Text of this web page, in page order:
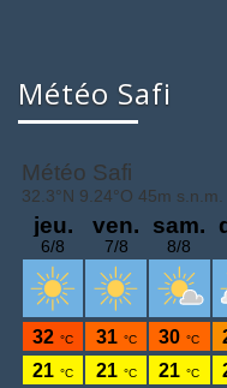
Météo Safi